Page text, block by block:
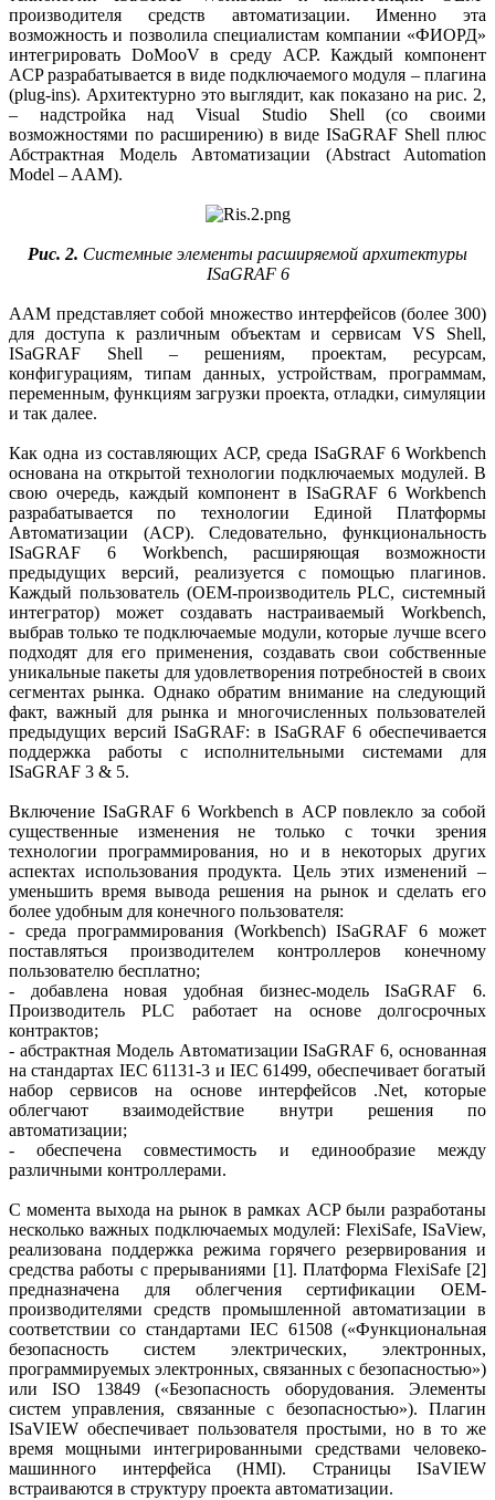
производителя средств автоматизации. Именно эта
возможность и позволила специалистам компании «ФИОРД»
интегрировать DoMooV в среду ACP. Каждый компонент
ACP разрабатывается в виде подключаемого модуля – плагина
(plug-ins). Архитектурно это выглядит, как показано на рис. 2,
– надстройка над Visual Studio Shell (со своими
возможностями по расширению) в виде ISaGRAF Shell плюс
Абстрактная Модель Автоматизации (Abstract Automation
Model – AAM).
Рис. 2. Системные элементы расширяемой архитектуры
ISaGRAF 6
AAM представляет собой множество интерфейсов (более 300)
для доступа к различным объектам и сервисам VS Shell,
ISaGRAF Shell – решениям, проектам, ресурсам,
конфигурациям, типам данных, устройствам, программам,
переменным, функциям загрузки проекта, отладки, симуляции
и так далее.
Как одна из составляющих ACP, среда ISaGRAF 6 Workbench
основана на открытой технологии подключаемых модулей. В
свою очередь, каждый компонент в ISaGRAF 6 Workbench
разрабатывается по технологии Единой Платформы
Автоматизации (ACP). Следовательно, функциональность
ISaGRAF 6 Workbench, расширяющая возможности
предыдущих версий, реализуется с помощью плагинов.
Каждый пользователь (OEM-производитель PLC, системный
интегратор) может создавать настраиваемый Workbench,
выбрав только те подключаемые модули, которые лучше всего
подходят для его применения, создавать свои собственные
уникальные пакеты для удовлетворения потребностей в своих
сегментах рынка. Однако обратим внимание на следующий
факт, важный для рынка и многочисленных пользователей
предыдущих версий ISaGRAF: в ISaGRAF 6 обеспечивается
поддержка работы с исполнительными системами для
ISaGRAF 3 & 5.
Включение ISaGRAF 6 Workbench в ACP повлекло за собой
существенные изменения не только с точки зрения
технологии программирования, но и в некоторых других
аспектах использования продукта. Цель этих изменений –
уменьшить время вывода решения на рынок и сделать его
более удобным для конечного пользователя:
- среда программирования (Workbench) ISaGRAF 6 может
поставляться производителем контроллеров конечному
пользователю бесплатно;
- добавлена новая удобная бизнес-модель ISaGRAF 6.
Производитель PLC работает на основе долгосрочных
контрактов;
- абстрактная Модель Автоматизации ISaGRAF 6, основанная
на стандартах IEC 61131-3 и IEC 61499, обеспечивает богатый
набор сервисов на основе интерфейсов .Net, которые
облегчают взаимодействие внутри решения по
автоматизации;
- обеспечена совместимость и единообразие между
различными контроллерами.
С момента выхода на рынок в рамках ACP были разработаны
несколько важных подключаемых модулей: FlexiSafe, ISaView,
реализована поддержка режима горячего резервирования и
средства работы с прерываниями [1]. Платформа FlexiSafe [2]
предназначена для облегчения сертификации OEM-
производителями средств промышленной автоматизации в
соответствии со стандартами IEC 61508 («Функциональная
безопасность систем электрических, электронных,
программируемых электронных, связанных с безопасностью»)
или ISO 13849 («Безопасность оборудования. Элементы
систем управления, связанные с безопасностью»). Плагин
ISaVIEW обеспечивает пользователя простыми, но в то же
время мощными интегрированными средствами человеко-
машинного интерфейса (HMI). Страницы ISaVIEW
встраиваются в структуру проекта автоматизации.